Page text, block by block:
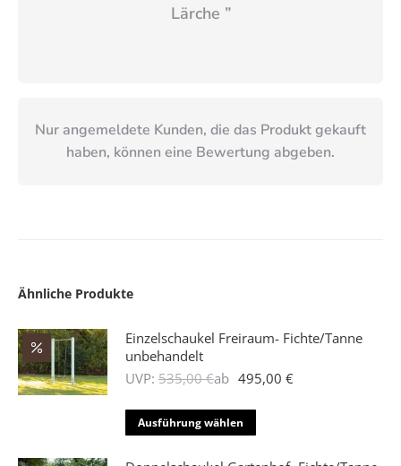
Lärche ”
Nur angemeldete Kunden, die das Produkt gekauft
haben, können eine Bewertung abgeben.
Ähnliche Produkte
Einzelschaukel Freiraum- Fichte/Tanne
unbehandelt
UVP: 535,00€ab 495,00 €
Ausführung wählen
Produkt